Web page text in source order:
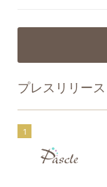
プレスリリース